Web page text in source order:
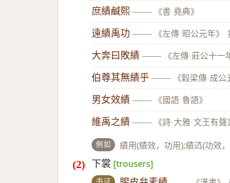
庶績鹹熙 —— 《書·堯典》
遠績禹功 —— 《左傳·昭公元年》
大奔曰敗績 —— 《左傳·莊公十一
伯尊其無績乎 —— 《穀梁傳·成公
男女效績 —— 《國語·魯語》
維禹之績 —— 《詩·大雅·文王有聲
例如 績用(績效，功用);績迒(功效
下裳 [trousers]